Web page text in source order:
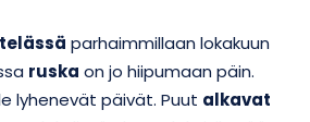
parhaimmillaan lokakuun
ruska on jo hiipumaan päin.
lyhenevät päivät. Puut alkavat